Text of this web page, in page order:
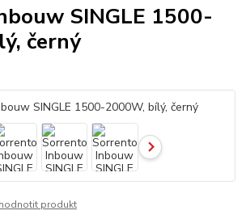
SINGLE 1500-
černý
produkt